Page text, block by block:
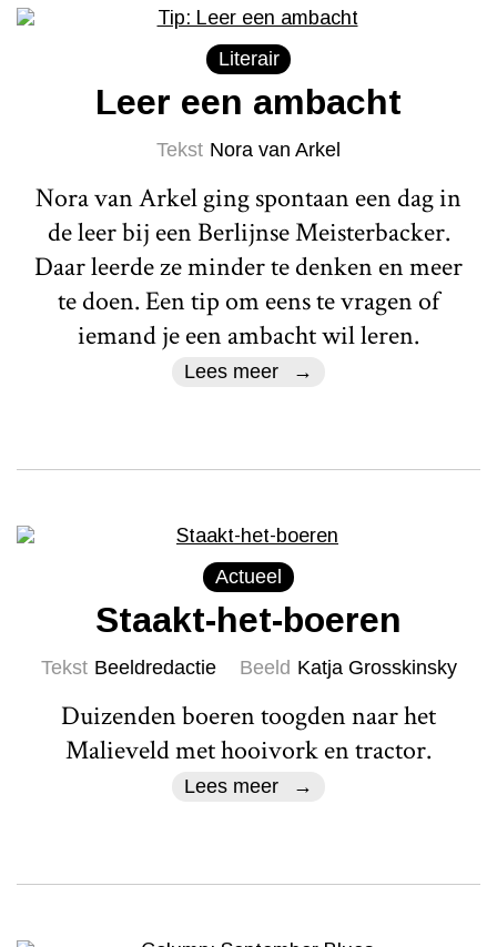
Literair
Leer een ambacht
Tekst Nora van Arkel
Nora van Arkel ging spontaan een dag in
de leer bij een Berlijnse Meisterbacker.
Daar leerde ze minder te denken en meer
te doen. Een tip om eens te vragen of
iemand je een ambacht wil leren.
Lees meer
Actueel
Staakt-het-boeren
Tekst Beeldredactie Beeld Katja Grosskinsky
Duizenden boeren toogden naar het
Malieveld met hooivork en tractor.
Lees meer